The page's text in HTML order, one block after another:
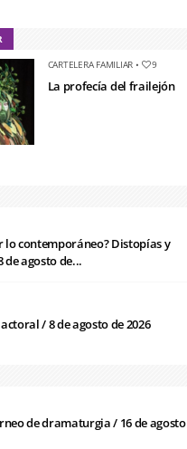
CARTELERA FAMILIAR • 9
La profecía del frailejón
lo contemporáneo? Distopías y
de agosto de...
/ 8 de agosto de 2026
de dramaturgia / 16 de agosto